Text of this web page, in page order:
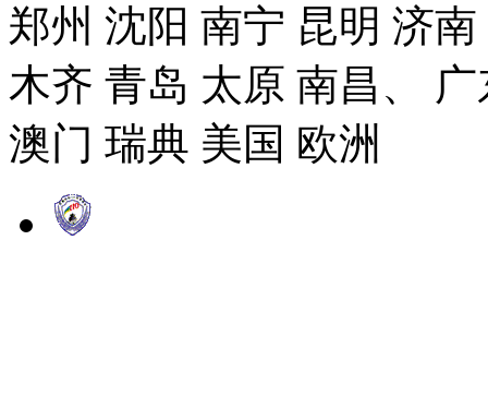
郑州 沈阳 南宁 昆明 济
木齐 青岛 太原 南昌、
澳门 瑞典 美国 欧洲